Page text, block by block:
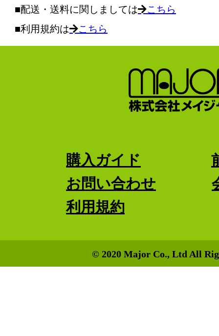
■配送・送料に関しましては
こちら
■利用規約は
こちら
購入ガイド
お問い合わせ
利用規約
© 2020 Major Co., Ltd All